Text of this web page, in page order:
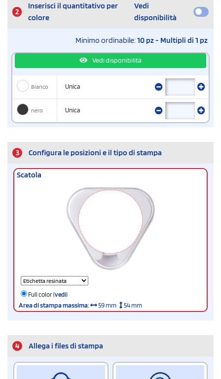
2
Inserisci il quantitativo per
colore
Vedi
disponibilità
Minimo ordinabile:10 pz - Multipli di 1 pz
Vedi disponibilità
Bianco Unica
nero Unica
3 Configura le posizioni e il tipo di stampa
Scatola
Full color(vedi)
Area di stampa massima: 59 mm 54 mm
4 Allega i files di stampa